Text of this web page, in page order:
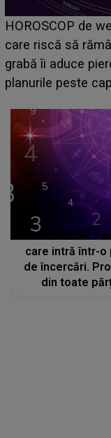
Emanuel a ținut
acum! În fața
face o
sa: "I-am spus și
HOROSCOP 7
care intră într-o
de încercări.
din toate